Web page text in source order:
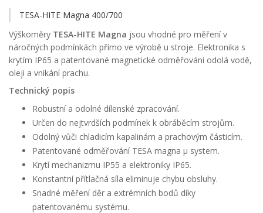
TESA-HITE Magna 400/700
Výškoměry TESA-HITE Magna jsou vhodné pro měření v
náročných podmínkách přímo ve výrobě u stroje. Elektronika s
krytím IP65 a patentované magnetické odměřování odolá vodě,
oleji a vnikání prachu.
Technický popis
Robustní a odolné dílenské zpracování.
Určen do nejtvrdších podmínek k obráběcím strojům.
Odolný vůči chladicím kapalinám a prachovým částicím.
Patentované odměřování TESA magna µ system.
Krytí mechanizmu IP55 a elektroniky IP65.
Konstantní přítlačná síla eliminuje chybu obsluhy.
Snadné měření děr a extrémních bodů díky
patentovanému systému.